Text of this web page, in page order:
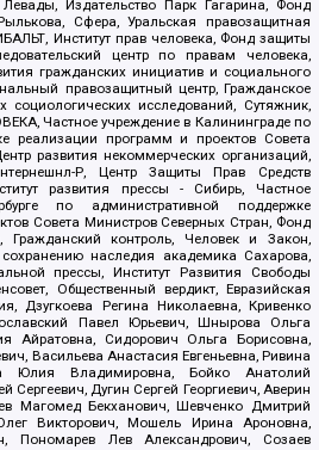
Издательство Парк Гагарина, Фонд
Сфера, Уральская правозащитная
Институт прав человека, Фонд защиты
центр по правам человека,
гражданских инициатив и социального
правозащитный центр, Гражданское
социологических исследований, Сутяжник,
Частное учреждение в Калининграде по
реализации программ и проектов Совета
развития некоммерческих организаций,
Р, Центр Защиты Прав Средств
развития прессы - Сибирь, Частное
по административной поддержке
Совета Министров Северных Стран, Фонд
Гражданский контроль, Человек и Закон,
наследия академика Сахарова,
прессы, Институт Развития Свободы
Общественный вердикт, Евразийская
Дзугкоева Регина Николаевна, Кривенко
Павел Юрьевич, Шнырова Ольга
Айратовна, Сидорович Ольга Борисовна,
Васильева Анастасия Евгеньевна, Ривина
Юлия Владимировна, Бойко Анатолий
Сергеевич, Дугин Сергей Георгиевич, Аверин
Магомед Бекханович, Шевченко Дмитрий
Викторович, Мошель Ирина Ароновна,
Пономарев Лев Александрович, Созаев